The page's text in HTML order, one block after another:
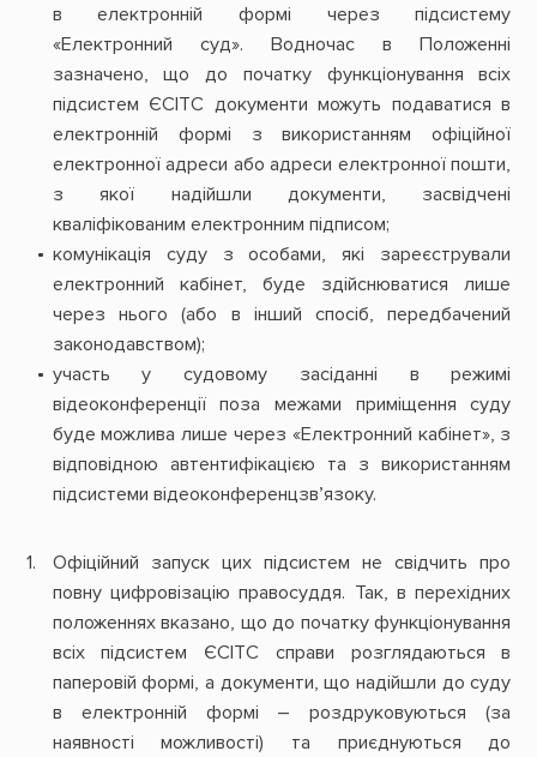
в електронній формі через підсистему
«Електронний суд». Водночас в Положенні
зазначено, що до початку функціонування всіх
підсистем ЄСІТС документи можуть подаватися в
електронній формі з використанням офіційної
електронної адреси або адреси електронної пошти,
з якої надійшли документи, засвідчені
кваліфікованим електронним підписом;
комунікація суду з особами, які зареєстрували
електронний кабінет, буде здійснюватися лише
через нього (або в інший спосіб, передбачений
законодавством);
участь у судовому засіданні в режимі
відеоконференції поза межами приміщення суду
буде можлива лише через «Електронний кабінет», з
відповідною автентифікацією та з використанням
підсистеми відеоконференцзв’язоку.
Офіційний запуск цих підсистем не свідчить про
повну цифровізацію правосуддя. Так, в перехідних
положеннях вказано, що до початку функціонування
всіх підсистем ЄСІТС справи розглядаються в
паперовій формі, а документи, що надійшли до суду
в електронній формі – роздруковуються (за
наявності можливості) та приєднуються до